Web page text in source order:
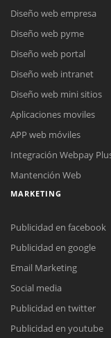
Nuestros ejecutivos le
Diseño web empresa
Diseño web pyme
Diseño web portal
Diseño web intranet
Diseño web mini sitios
Aplicaciones moviles
APP web móviles
Integración Webpay
Mantención Web
MARKETING
Publicidad en facebook
Publicidad en google
Email Marketing
Social media
Publicidad en twitter
Publicidad en youtube